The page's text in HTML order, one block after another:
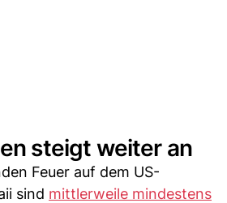
steigt weiter an
Feuer auf dem US-
sind mittlerweile mindestens